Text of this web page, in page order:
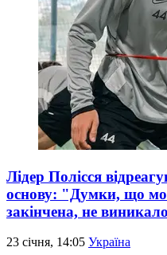
Лідер Полісся
основу: "Думки, що
закінчена, не
23 січня, 14:05 Україна